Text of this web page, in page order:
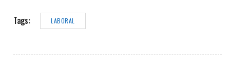
Tags: LABORAL